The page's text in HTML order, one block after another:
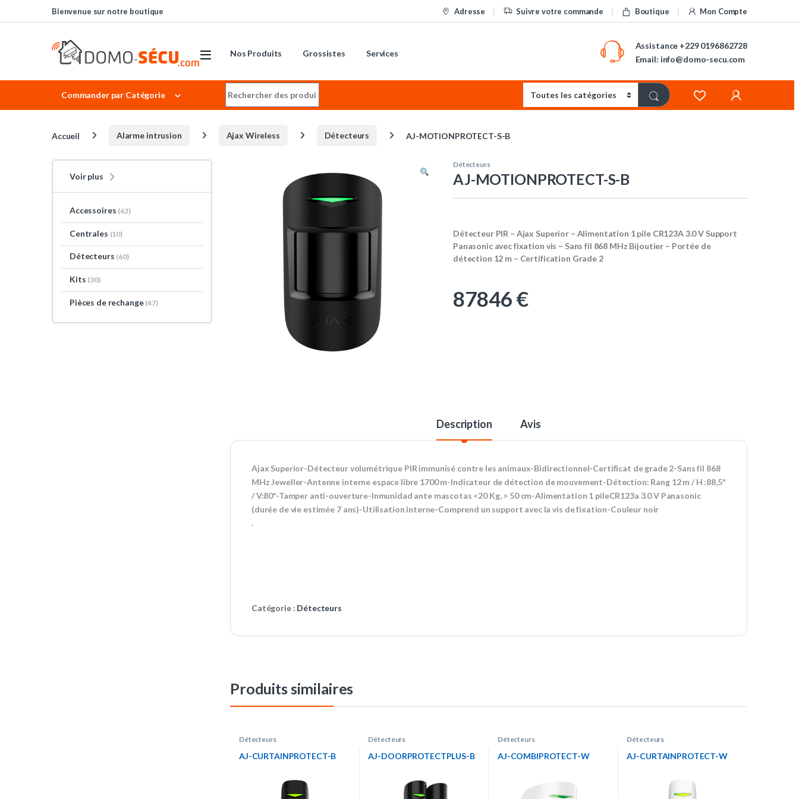
Skip to navigation
Skip to contentBienvenue sur notre boutique Adresse Suivre votre commande Boutique Mon Compte
Nos Produits Grossistes Services
Assistance +229 0196862728
Email: info@domo-secu.com
Commander par Catégorie
Accueil Alarme intrusion Ajax Wireless Détecteurs AJ-MOTIONPROTECT-S-B
Détecteurs
AJ-MOTIONPROTECT-S-B
Détecteur PIR – Ajax Superior – Alimentation 1 pile CR123A 3.0 V Support
Panasonic avec fixation vis – Sans fil 868 MHz Bijoutier – Portée de
détection 12 m – Certification Grade 2
87846€
Description Avis
Ajax Superior-Détecteur volumétrique PIR immunisé contre les animaux-Bidirectionnel-Certificat de grade 2-Sans fil 868
MHz Jeweller-Antenne interne espace libre 1700 m-Indicateur de détection de mouvement-Détection: Rang 12 m / H :88,5º
/ V:80º-Tamper anti-ouverture-Inmunidad ante mascotas <20 Kg, > 50 cm-Alimentation 1 pileCR123a 3.0 V Panasonic
(durée de vie estimée 7 ans)-Utilisation interne-Comprend un support avec la vis de fixation-Couleur noir
.
Catégorie : Détecteurs
Produits similaires
Détecteurs
AJ-CURTAINPROTECT-B
Détecteurs
AJ-DOORPROTECTPLUS-B
Détecteurs
AJ-COMBIPROTECT-W
Détecteurs
AJ-CURTAINPROTECT-W
Voir plus
Accessoires (62)
Centrales (10)
Détecteurs (60)
Kits (30)
Pièces de rechange (47)